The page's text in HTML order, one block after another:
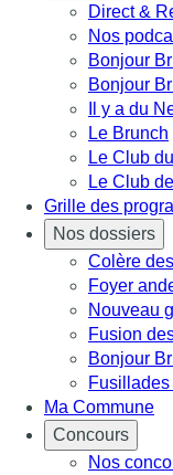
Direct &
Nos
Bonjour
Bonjour
Il y a du
Le Brunch
Le Club
Le Club
Grille des
Nos dossiers
Colère
Foyer
Nouveau
Fusion
Bonjour
Ma Commune
Concours
Nos